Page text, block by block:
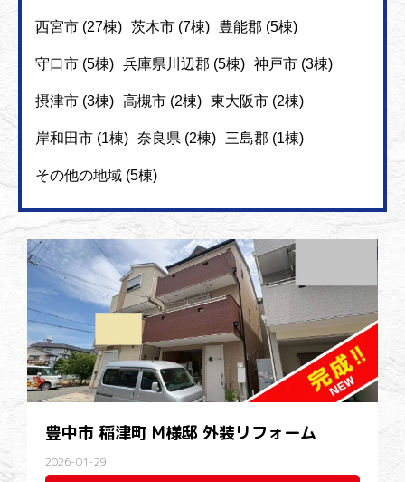
西宮市 (27棟) 茨木市 (7棟) 豊能郡 (5棟)
守口市 (5棟) 兵庫県川辺郡 (5棟) 神戸市 (3棟)
摂津市 (3棟) 高槻市 (2棟) 東大阪市 (2棟)
岸和田市 (1棟) 奈良県 (2棟) 三島郡 (1棟)
その他の地域 (5棟)
豊中市 稲津町 M様邸 外装リフォーム
2026-01-29